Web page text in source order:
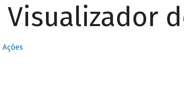
Visualizador
Ações